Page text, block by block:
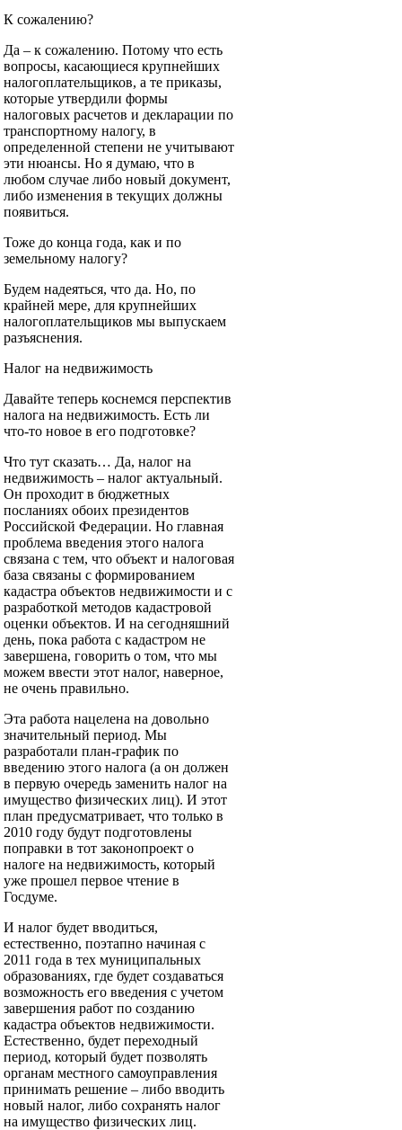
К сожалению?
Да – к сожалению. Потому что есть
вопросы, касающиеся крупнейших
налогоплательщиков, а те приказы,
которые утвердили формы
налоговых расчетов и декларации по
транспортному налогу, в
определенной степени не учитывают
эти нюансы. Но я думаю, что в
любом случае либо новый документ,
либо изменения в текущих должны
появиться.
Тоже до конца года, как и по
земельному налогу?
Будем надеяться, что да. Но, по
крайней мере, для крупнейших
налогоплательщиков мы выпускаем
разъяснения.
Налог на недвижимость
Давайте теперь коснемся перспектив
налога на недвижимость. Есть ли
что-то новое в его подготовке?
Что тут сказать… Да, налог на
недвижимость – налог актуальный.
Он проходит в бюджетных
посланиях обоих президентов
Российской Федерации. Но главная
проблема введения этого налога
связана с тем, что объект и налоговая
база связаны с формированием
кадастра объектов недвижимости и с
разработкой методов кадастровой
оценки объектов. И на сегодняшний
день, пока работа с кадастром не
завершена, говорить о том, что мы
можем ввести этот налог, наверное,
не очень правильно.
Эта работа нацелена на довольно
значительный период. Мы
разработали план-график по
введению этого налога (а он должен
в первую очередь заменить налог на
имущество физических лиц). И этот
план предусматривает, что только в
2010 году будут подготовлены
поправки в тот законопроект о
налоге на недвижимость, который
уже прошел первое чтение в
Госдуме.
И налог будет вводиться,
естественно, поэтапно начиная с
2011 года в тех муниципальных
образованиях, где будет создаваться
возможность его введения с учетом
завершения работ по созданию
кадастра объектов недвижимости.
Естественно, будет переходный
период, который будет позволять
органам местного самоуправления
принимать решение – либо вводить
новый налог, либо сохранять налог
на имущество физических лиц.